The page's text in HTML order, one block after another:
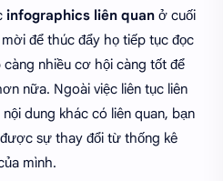
infographics liên quan ở cuối
để thúc đẩy họ tiếp tục đọc
nhiều cơ hội càng tốt để
nữa. Ngoài việc liên tục liên
dung khác có liên quan, bạn
sự thay đổi từ thống kê
mình.